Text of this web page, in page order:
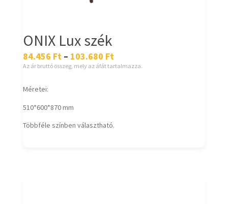
ONIX Lux szék
84.456 Ft – 103.680 Ft
Az ár bruttó összeg, mely az áfát tartalmazza.
Méretei:
510*600*870 mm
Többféle színben választható.